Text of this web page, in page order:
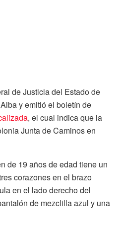
de mezclilla azul y una
a nuestra
González Becerril,
en su cuenta de Twitter.
desaparecida
Moreno Hernández,